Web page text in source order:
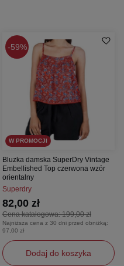
59%
W PROMOCJI
Bluzka damska SuperDry Vintage
Embellished Top czerwona wzór
orientalny
Superdry
Cena katalogowa:199,00 zł
82,00 zł
Najniższa cena z 30 dni przed obniżką:
97,00 zł
Dodaj do koszyka